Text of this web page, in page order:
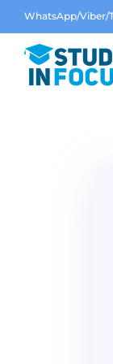
WhatsApp/Viber/